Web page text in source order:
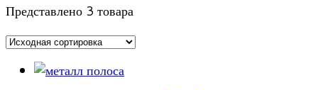
Представлено 3 товара